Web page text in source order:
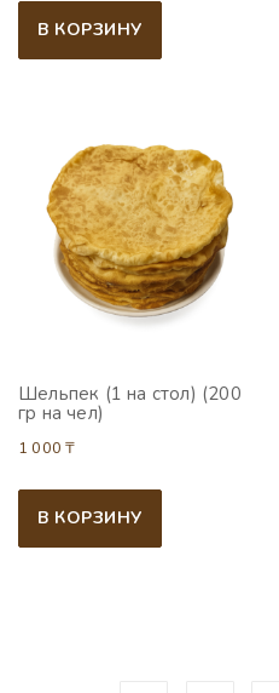
В КОРЗИНУ
Шельпек (1 на стол) (200
гр на чел)
1 000₸
В КОРЗИНУ